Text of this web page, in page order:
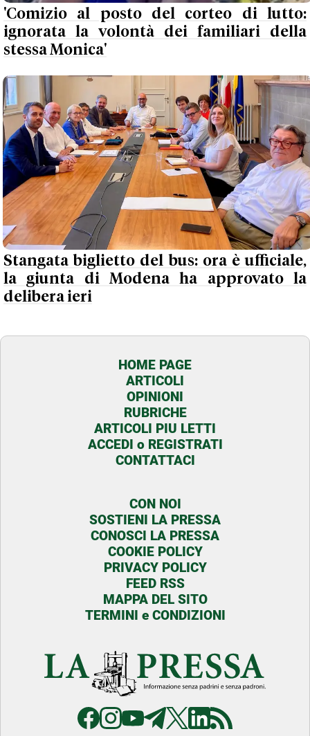
'Comizio al posto del corteo di lutto:
ignorata la volontà dei familiari della
stessa Monica'
Stangata biglietto del bus: ora è ufficiale,
la giunta di Modena ha approvato la
delibera ieri
HOME PAGE
ARTICOLI
OPINIONI
RUBRICHE
ARTICOLI PIU LETTI
ACCEDI o REGISTRATI
CONTATTACI
CON NOI
SOSTIENI LA PRESSA
CONOSCI LA PRESSA
COOKIE POLICY
PRIVACY POLICY
FEED RSS
MAPPA DEL SITO
TERMINI e CONDIZIONI